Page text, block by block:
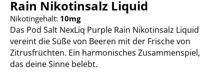
Rain Nikotinsalz Liquid
Nikotingehalt: 10mg
Das Pod Salt NexLiq Purple Rain Nikotinsalz Liquid
vereint die Süße von Beeren mit der Frische von
Zitrusfrüchten. Ein harmonisches Zusammenspiel,
das deine Sinne belebt.